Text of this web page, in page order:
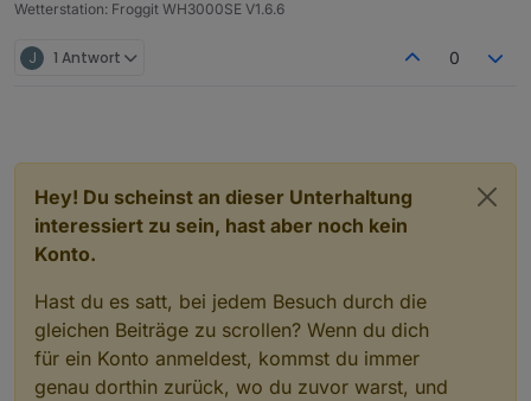
Wetterstation: Froggit WH3000SE V1.6.6
J 1 Antwort 0
Hey! Du scheinst an dieser Unterhaltung
interessiert zu sein, hast aber noch kein
Konto.
Hast du es satt, bei jedem Besuch durch die
gleichen Beiträge zu scrollen? Wenn du dich
für ein Konto anmeldest, kommst du immer
genau dorthin zurück, wo du zuvor warst, und